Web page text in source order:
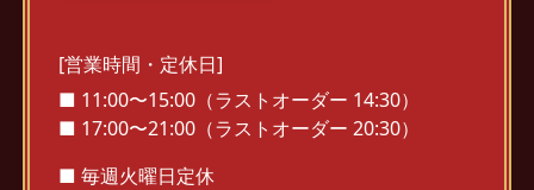
[営業時間・定休日]
■ 11:00〜15:00（ラストオーダー 14:30）
■ 17:00〜21:00（ラストオーダー 20:30）
■ 毎週火曜日定休